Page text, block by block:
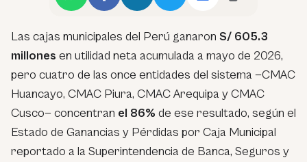
Las cajas municipales del Perú ganaron S/ 605.3
millones en utilidad neta acumulada a mayo de 2026,
pero cuatro de las once entidades del sistema —CMAC
Huancayo, CMAC Piura, CMAC Arequipa y CMAC
Cusco— concentran el 86% de ese resultado, según el
Estado de Ganancias y Pérdidas por Caja Municipal
reportado a la Superintendencia de Banca, Seguros y